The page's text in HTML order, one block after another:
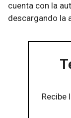
cuenta con la
descargando la
Recibe